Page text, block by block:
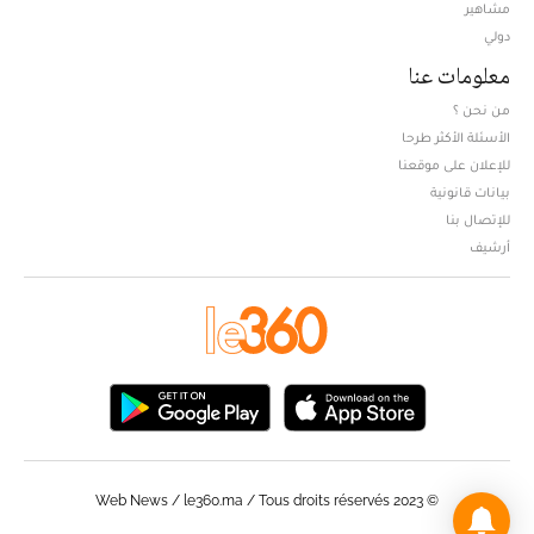
مشاهير
دولي
معلومات عنا
من نحن ؟
الأسئلة الأكثر طرحا
للإعلان على موقعنا
بيانات قانونية
للإتصال بنا
أرشيف
© Web News / le360.ma / Tous droits réservés 2023